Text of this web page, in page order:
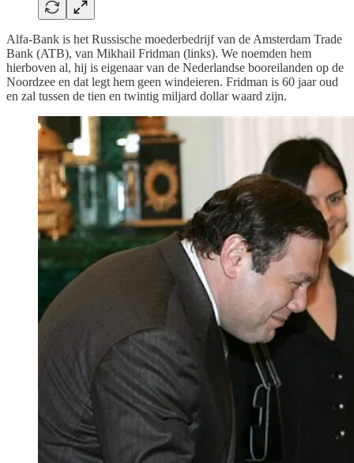
Alfa-Bank is het Russische moederbedrijf van de Amsterdam Trade
Bank (ATB), van Mikhail Fridman (links). We noemden hem
hierboven al, hij is eigenaar van de Nederlandse booreilanden op de
Noordzee en dat legt hem geen windeieren. Fridman is 60 jaar oud
en zal tussen de tien en twintig miljard dollar waard zijn.